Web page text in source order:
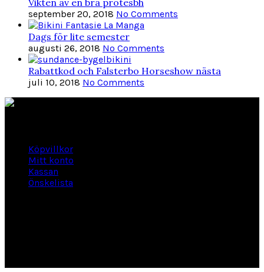
september 20, 2018 No Comments
Dags för lite semester
augusti 26, 2018 No Comments
Rabattkod och Falsterbo Horseshow nästa
juli 10, 2018 No Comments
Köpvillkor
Mitt konto
Kassan
Önskelista